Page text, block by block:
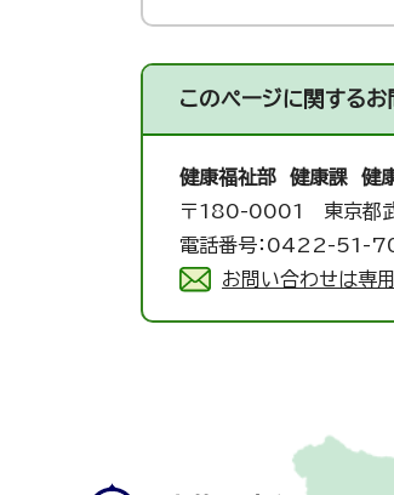
このページに関するお
健康福祉部 健康課 健
〒180-0001 東京都武
電話番号：0422-51-
お問い合わせは専